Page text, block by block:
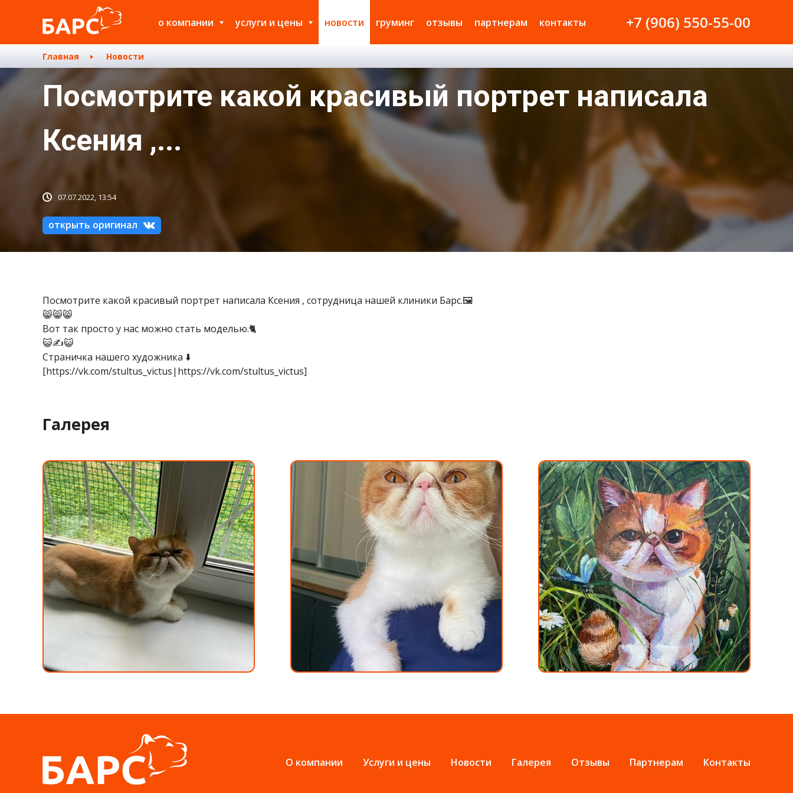
о компании услуги и цены новости груминг отзывы партнерам контакты +7 (906) 550-55-00
Главная Новости
Посмотрите какой красивый портрет написала
Ксения ,...
07.07.2022, 13:54
открыть оригинал
Посмотрите какой красивый портрет написала Ксения , сотрудница нашей клиники Барс.🖼
😸😸😸
Вот так просто у нас можно стать моделью.🐈
😺✍️😺
Страничка нашего художника ⬇️
[https://vk.com/stultus_victus|https://vk.com/stultus_victus]
Галерея
О компании Услуги и цены Новости Галерея Отзывы Партнерам Контакты